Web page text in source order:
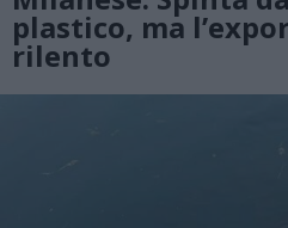
plastico, ma
rilento